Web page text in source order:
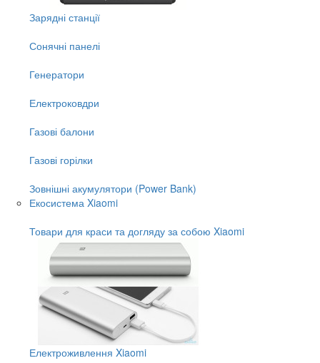
Зарядні станції
Сонячні панелі
Генератори
Електроковдри
Газові балони
Газові горілки
Зовнішні акумулятори (Power Bank)
Екосистема Xiaomi
Товари для краси та догляду за собою Xiaomi
Електроживлення Xiaomi